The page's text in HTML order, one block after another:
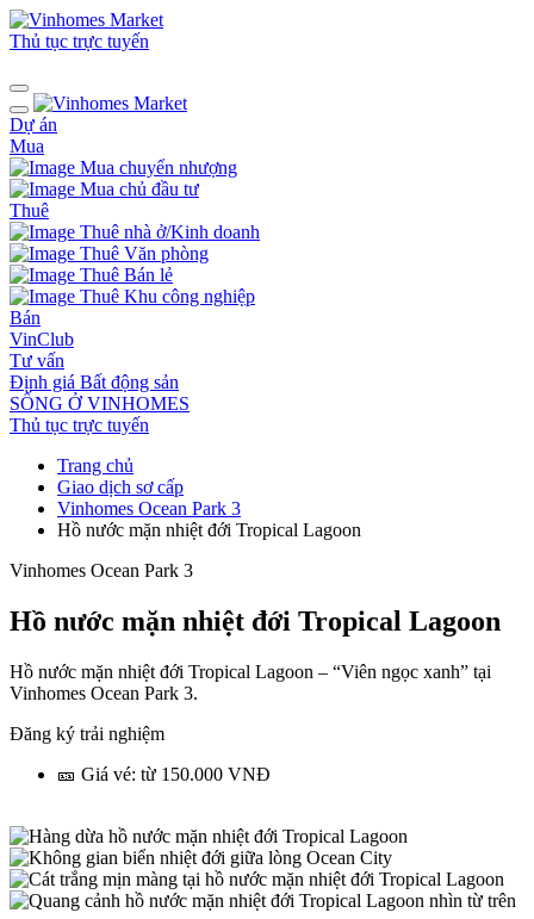
Thủ tục trực tuyến
Dự án
Mua
Mua chuyển nhượng
Mua chủ đầu tư
Thuê
Thuê nhà ở/Kinh doanh
Thuê Văn phòng
Thuê Bán lẻ
Thuê Khu công nghiệp
Bán
VinClub
Tư vấn
Định giá Bất động sản
SỐNG Ở VINHOMES
Thủ tục trực tuyến
Trang chủ
Giao dịch sơ cấp
Vinhomes Ocean Park 3
Hồ nước mặn nhiệt đới Tropical Lagoon
Vinhomes Ocean Park 3
Hồ nước mặn nhiệt đới Tropical Lagoon
Hồ nước mặn nhiệt đới Tropical Lagoon – “Viên ngọc xanh” tại
Vinhomes Ocean Park 3.
Đăng ký trải nghiệm
🎫 Giá vé: từ 150.000 VNĐ